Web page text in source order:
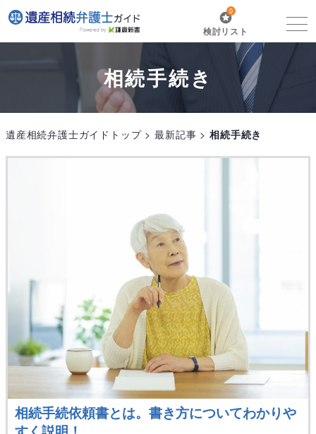
0
検討リスト
相続手続き
遺産相続弁護士ガイドトップ 最新記事 相続手続き
相続手続依頼書とは。書き方についてわかりや